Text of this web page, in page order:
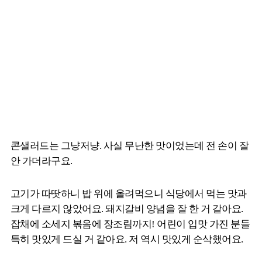
콘샐러드는 그냥저냥. 사실 무난한 맛이었는데 전 손이 잘
안 가더라구요.
고기가 따땃하니 밥 위에 올려먹으니 식당에서 먹는 맛과
크게 다르지 않았어요. 돼지갈비 양념을 잘 한 거 같아요.
잡채에 소세지 볶음에 장조림까지! 어린이 입맛 가진 분들
특히 맛있게 드실 거 같아요. 저 역시 맛있게 순삭했어요.